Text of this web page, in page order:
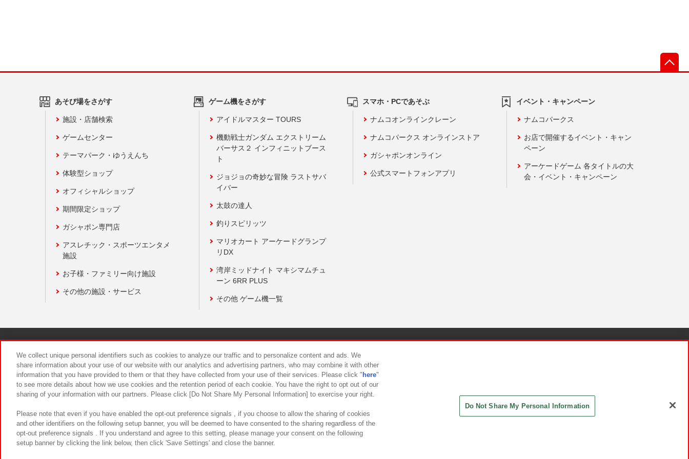
あそび場をさがす
施設・店舗検索
ゲームセンター
テーマパーク・ゆうえんち
体験型ショップ
オフィシャルショップ
期間限定ショップ
ガシャポン専門店
アスレチック・スポーツエンタメ
施設
お子様・ファミリー向け施設
その他の施設・サービス
ゲーム機をさがす
アイドルマスター TOURS
機動戦士ガンダム エクストリーム
バーサス２ インフィニットブース
ト
ジョジョの奇妙な冒険 ラストサバ
イバー
太鼓の達人
釣りスピリッツ
マリオカート アーケードグランプ
リDX
湾岸ミッドナイト マキシマムチュ
ーン 6RR PLUS
その他 ゲーム機一覧
スマホ・PCであそぶ
ナムコオンラインクレーン
ナムコパークス オンラインストア
ガシャポンオンライン
公式スマートフォンアプリ
イベント・キャンペーン
ナムコパークス
お店で開催するイベント・キャン
ペーン
アーケードゲーム 各タイトルの大
会・イベント・キャンペーン
食品のご提供について カスタマーハラスメント対応方針
We collect unique personal identifiers such as cookies to analyze our traffic and to personalize content and ads. We
share information about your use of our website with our analytics and advertising partners, who may combine it with other
information that you have provided to them or that they have collected from your use of their services. Please click " here"
to see more details about how we use cookies and the retention period of each cookie. You have the right to opt out of our
sharing of your information with our partners. Please click [Do Not Share My Personal Information] to exercise your right.
Please note that even if you have enabled the opt-out preference signals , if you choose to allow the sharing of cookies
and other identifiers on the following setup banner, you will be deemed to have consented to the sharing regardless of the
opt-out preference signals . If you understand and agree to this setting, please manage your consent on the following
setup banner by clicking the link below, then click 'Save Settings' and close the banner.
Do Not Share My Personal Information